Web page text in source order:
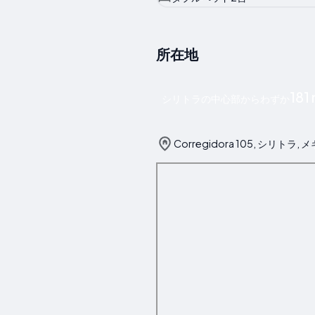
所在地
Corregidora 105, シリトラ, メ